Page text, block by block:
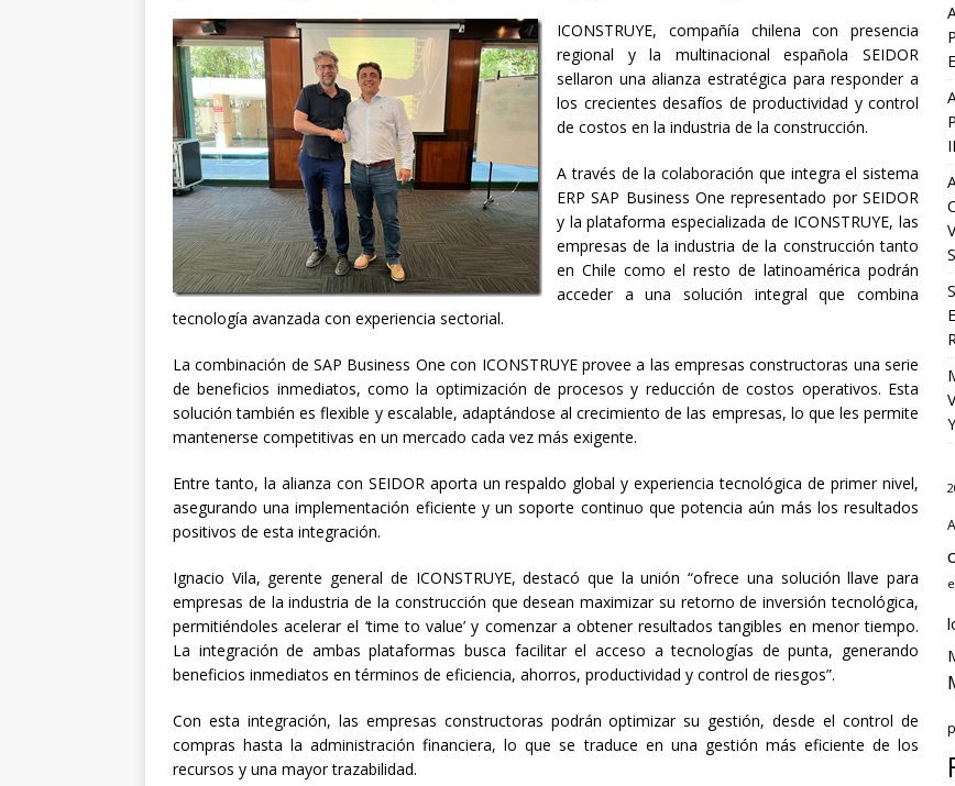
ICONSTRUYE, compañía chilena con presencia
regional y la multinacional española SEIDOR
sellaron una alianza estratégica para responder a
los crecientes desafíos de productividad y control
de costos en la industria de la construcción.
A través de la colaboración que integra el sistema
ERP SAP Business One representado por SEIDOR
y la plataforma especializada de ICONSTRUYE, las
empresas de la industria de la construcción tanto
en Chile como el resto de latinoamérica podrán
acceder a una solución integral que combina
tecnología avanzada con experiencia sectorial.
La combinación de SAP Business One con ICONSTRUYE provee a las empresas constructoras una serie
de beneficios inmediatos, como la optimización de procesos y reducción de costos operativos. Esta
solución también es flexible y escalable, adaptándose al crecimiento de las empresas, lo que les permite
mantenerse competitivas en un mercado cada vez más exigente.
Entre tanto, la alianza con SEIDOR aporta un respaldo global y experiencia tecnológica de primer nivel,
asegurando una implementación eficiente y un soporte continuo que potencia aún más los resultados
positivos de esta integración.
Ignacio Vila, gerente general de ICONSTRUYE, destacó que la unión “ofrece una solución llave para
empresas de la industria de la construcción que desean maximizar su retorno de inversión tecnológica,
permitiéndoles acelerar el ‘time to value’ y comenzar a obtener resultados tangibles en menor tiempo.
La integración de ambas plataformas busca facilitar el acceso a tecnologías de punta, generando
beneficios inmediatos en términos de eficiencia, ahorros, productividad y control de riesgos”.
Con esta integración, las empresas constructoras podrán optimizar su gestión, desde el control de
compras hasta la administración financiera, lo que se traduce en una gestión más eficiente de los
recursos y una mayor trazabilidad.